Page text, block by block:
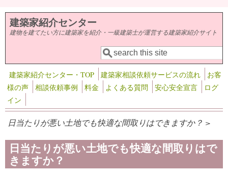
メインコンテンツに移動
建築家紹介センター
建物を建てたい方に建築家を紹介・一級建築士が運営する建築家紹介サイト
検索フォーム
検索
建築家紹介センター・TOP 建築家相談依頼サービスの流れ
お客
様の声
相談依頼事例 料金 よくある質問 安心安全宣言
ログ
イン
日当たりが悪い土地でも快適な間取りはできますか？ >
日当たりが悪い土地でも快適な間取りはで
きますか？